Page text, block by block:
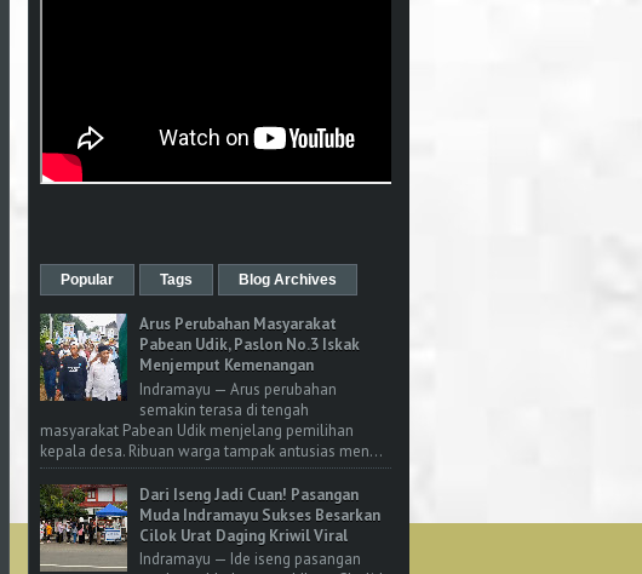
Popular Tags Blog Archives
Arus Perubahan Masyarakat
Pabean Udik, Paslon No.3 Iskak
Menjemput Kemenangan
Indramayu — Arus perubahan
semakin terasa di tengah
masyarakat Pabean Udik menjelang pemilihan
kepala desa. Ribuan warga tampak antusias men...
Dari Iseng Jadi Cuan! Pasangan
Muda Indramayu Sukses Besarkan
Cilok Urat Daging Kriwil Viral
Indramayu — Ide iseng pasangan